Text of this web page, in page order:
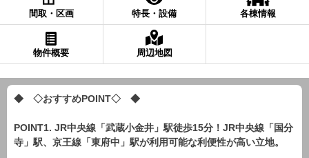
間取・区画 特長・設備 各棟情報
物件概要 周辺地図
◆ ◇おすすめPOINT◇ ◆
POINT1. JR中央線「武蔵小金井」駅徒歩15分！JR中央線「国分
寺」駅、京王線「東府中」駅が利用可能な利便性が高い立地。